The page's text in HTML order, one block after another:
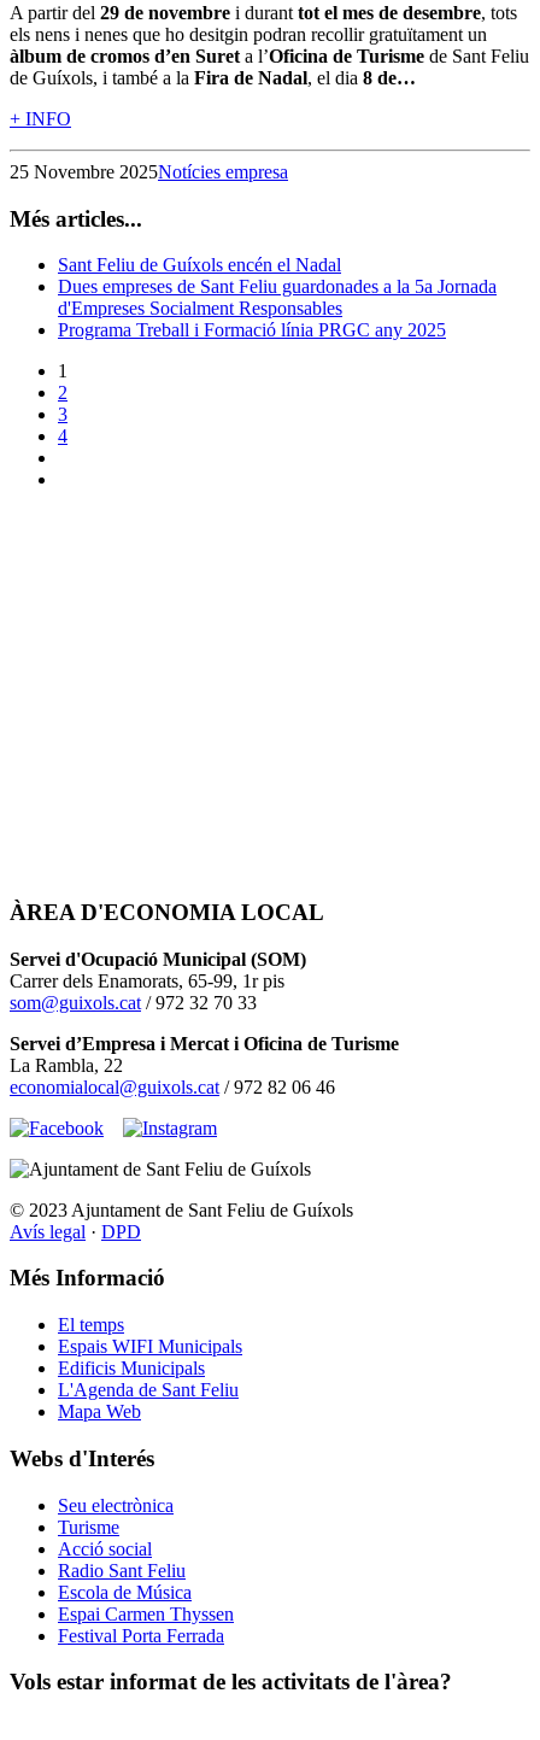
A partir del 29 de novembre i durant tot el mes de desembre, tots
els nens i nenes que ho desitgin podran recollir gratuïtament un
àlbum de cromos d’en Suret a l’Oficina de Turisme de Sant Feliu
de Guíxols, i també a la Fira de Nadal, el dia 8 de…
+ INFO
25 Novembre 2025Notícies empresa
Més articles...
Sant Feliu de Guíxols encén el Nadal
Dues empreses de Sant Feliu guardonades a la 5a Jornada
d'Empreses Socialment Responsables
Programa Treball i Formació línia PRGC any 2025
1
2
3
4
ÀREA D'ECONOMIA LOCAL
Servei d'Ocupació Municipal (SOM)
Carrer dels Enamorats, 65-99, 1r pis
som@guixols.cat / 972 32 70 33
Servei d’Empresa i Mercat i Oficina de Turisme
La Rambla, 22
economialocal@guixols.cat / 972 82 06 46
© 2023 Ajuntament de Sant Feliu de Guíxols
Avís legal · DPD
Més Informació
El temps
Espais WIFI Municipals
Edificis Municipals
L'Agenda de Sant Feliu
Mapa Web
Webs d'Interés
Seu electrònica
Turisme
Acció social
Radio Sant Feliu
Escola de Música
Espai Carmen Thyssen
Festival Porta Ferrada
Vols estar informat de les activitats de l'àrea?